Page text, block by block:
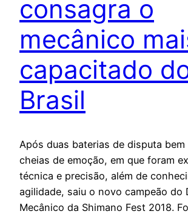
consagra o
mecânico
capacitado
Brasil
Após duas baterias de disputa
cheias de emoção, em que foram
técnica e precisão, além de
agilidade, saiu o novo campeão do
Mecânico da Shimano Fest 2018.